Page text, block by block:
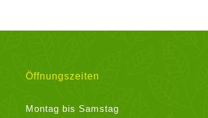
Öffnungszeiten
Montag bis Samstag